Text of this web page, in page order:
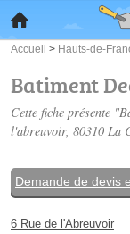
Accueil > Hauts-de-
Batiment
Cette fiche présente
l'abreuvoir, 80310 La
Demande de devis
6 Rue de l'Abreuvoir